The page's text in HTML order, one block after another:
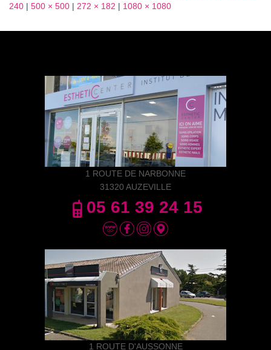
240 | 500 × 500 | 272 × 182 | 1080 × 1080
1 ROUTE DE NARBONNE
31320 AUZEVILLE
05 61 39 24 15
1 ROUTE D'AUSSONNE